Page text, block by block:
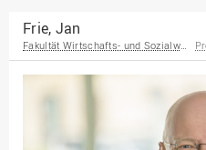
EU-Büro
Fakultät
Agrarwissenschaften und
Ingenieurwissenschaften
Frie, Jan
Fakultät Wirtschafts- und Sozialwissenschaften